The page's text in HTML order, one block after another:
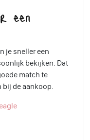
een
je sneller een
bekijken. Dat
match te
bij de aankoop.